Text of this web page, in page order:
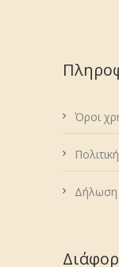
Όροι
Δήλωση